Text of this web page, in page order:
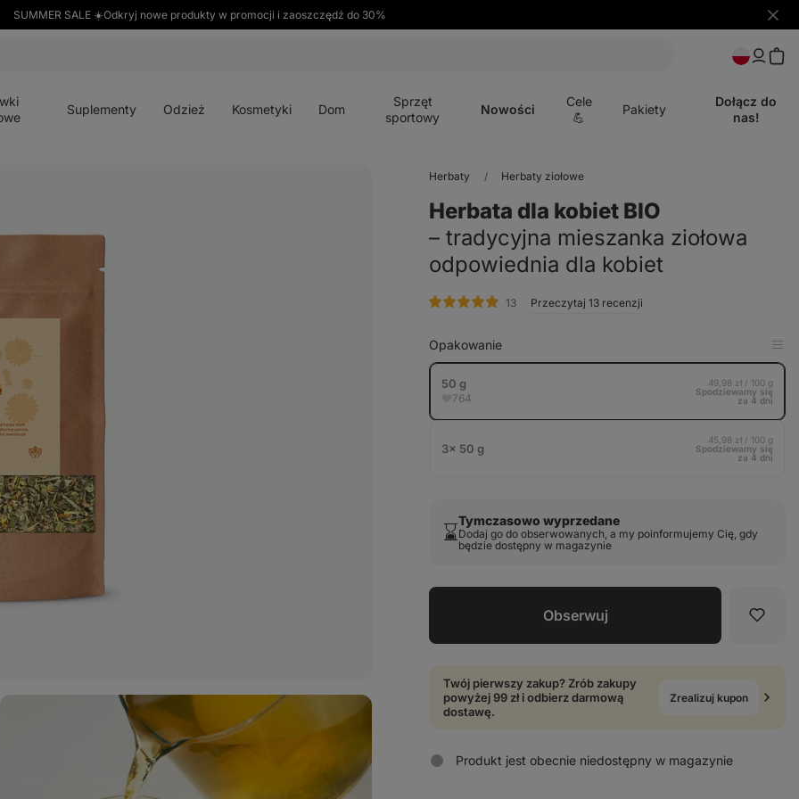
SUMMER SALE ☀️Odkryj nowe produkty w promocji i zaoszczędź do 30%
Ukryj
Suplementy Odzież Kosmetyki Dom
Sprzęt
sportowy
Nowości
Cele
💪
menu
Pakiety
Dołącz do
nas!
Herbaty Herbaty ziołowe
Herbata dla kobiet BIO
⁠–⁠ tradycyjna mieszanka ziołowa
odpowiednia dla kobiet
13ocenaPrzeczytaj 13 recenzji
Opakowanie
w
50 g
764
49,98 zł / 100 g
Spodziewamy się
za 4 dni
3× 50 g
45,98 zł / 100 g
Spodziewamy się
za 4 dni
⌛️Tymczasowo wyprzedane
Dodaj go do obserwowanych, a my poinformujemy Cię, gdy
będzie dostępny w magazynie
Obserwuj
Twój pierwszy zakup? Zrób zakupy
powyżej 99 zł i odbierz darmową
dostawę.
Zrealizuj kupon
Produkt jest obecnie niedostępny w magazynie